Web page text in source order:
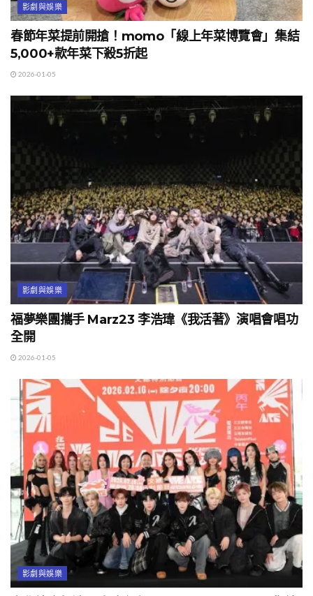
影劇與娛樂
春節年菜提前開搶！momo「線上年菜博覽會」集結
5,000+款年菜下殺5折起
2026-01-05
影劇與娛樂
福夢樂團攜手 Marz23 李浩瑋《我活著》演唱會唱功
全開
2026-01-05
影劇與娛樂